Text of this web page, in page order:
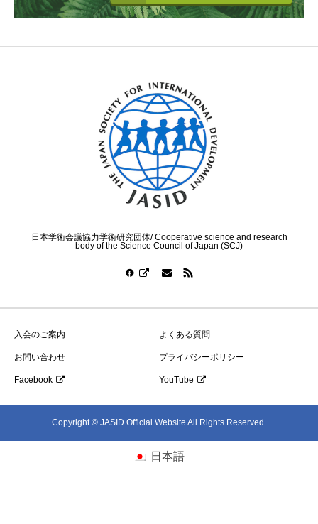
日本学術会議協力学術研究団体/ Cooperative science and research
body of the Science Council of Japan (SCJ)
入会のご案内 よくある質問
お問い合わせ プライバシーポリシー
Facebook YouTube
Copyright © JASID Official Website All Rights Reserved.
日本語